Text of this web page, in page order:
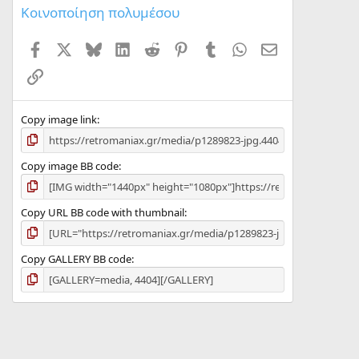
Κοινοποίηση πολυμέσου
Facebook BlueskyLinkedIn
Reddit PinterestTumblr WhatsApp
Σύνδεσμος
Copy image link
Copy image BB code
Copy URL BB code with thumbnail
Copy GALLERY BB code